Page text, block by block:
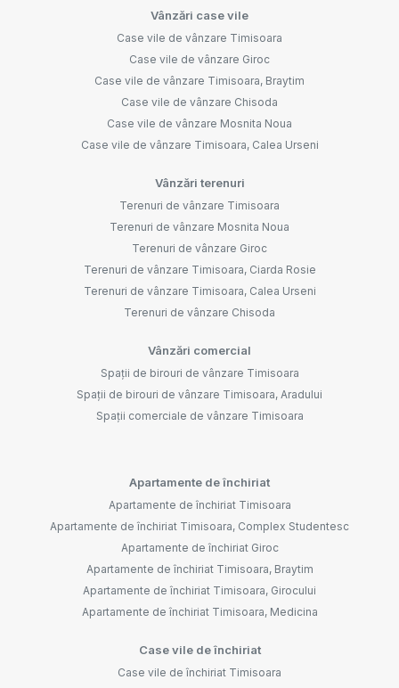
Vânzări case vile
Case vile de vânzare Timisoara
Case vile de vânzare Giroc
Case vile de vânzare Timisoara, Braytim
Case vile de vânzare Chisoda
Case vile de vânzare Mosnita Noua
Case vile de vânzare Timisoara, Calea Urseni
Vânzări terenuri
Terenuri de vânzare Timisoara
Terenuri de vânzare Mosnita Noua
Terenuri de vânzare Giroc
Terenuri de vânzare Timisoara, Ciarda Rosie
Terenuri de vânzare Timisoara, Calea Urseni
Terenuri de vânzare Chisoda
Vânzări comercial
Spații de birouri de vânzare Timisoara
Spații de birouri de vânzare Timisoara, Aradului
Spații comerciale de vânzare Timisoara
Apartamente de închiriat
Apartamente de închiriat Timisoara
Apartamente de închiriat Timisoara, Complex Studentesc
Apartamente de închiriat Giroc
Apartamente de închiriat Timisoara, Braytim
Apartamente de închiriat Timisoara, Girocului
Apartamente de închiriat Timisoara, Medicina
Case vile de închiriat
Case vile de închiriat Timisoara